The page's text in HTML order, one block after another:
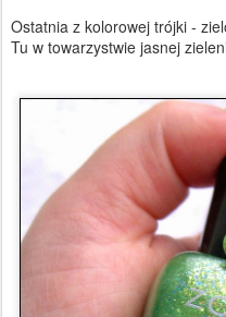
Ostatnia z kolorowej trójki -
Tu w towarzystwie jasnej